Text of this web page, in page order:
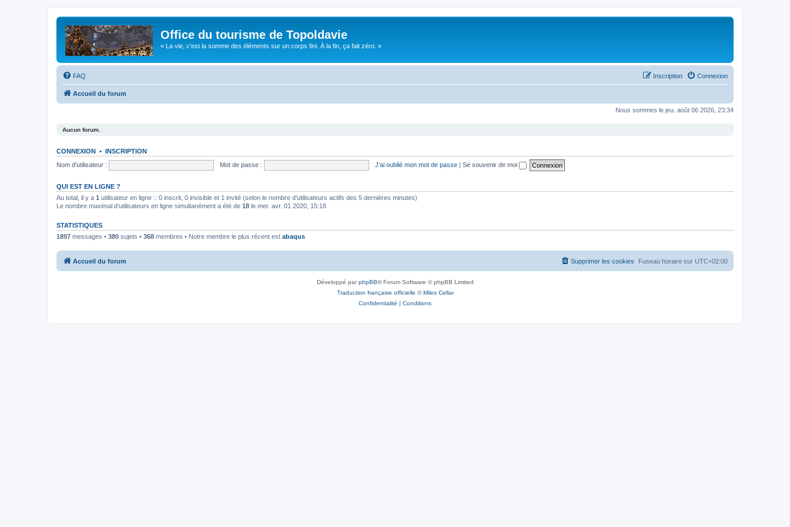
Office du tourisme de Topoldavie
« La vie, c'est la somme des éléments sur un corps fini. À la fin, ça fait zéro. »
FAQ Connexion
Inscription
Accueil du forum
Nous sommes le jeu. août 06 2026, 23:34
Aucun forum.
CONNEXION • INSCRIPTION
Nom d’utilisateur :
Mot de passe : J’ai oublié mon mot de passe | Se souvenir de moi
QUI EST EN LIGNE ?
Au total, il y a 1 utilisateur en ligne :: 0 inscrit, 0 invisible et 1 invité (selon le nombre d’utilisateurs actifs des 5 dernières minutes)
Le nombre maximal d’utilisateurs en ligne simultanément a été de 18 le mer. avr. 01 2020, 15:18
STATISTIQUES
1897 messages • 380 sujets • 368 membres • Notre membre le plus récent est abaqus
Accueil du forum Fuseau horaire sur UTC+02:00
Supprimer les cookies
Développé parphpBB® Forum Software © phpBB Limited
Traduction française officielle ©Miles Cellar
Confidentialité | Conditions